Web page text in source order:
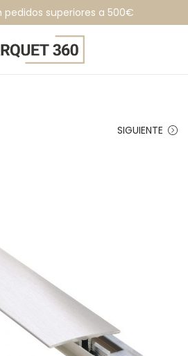
pedidos superiores a 500€
SIGUIENTE